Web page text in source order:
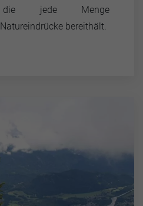
die jede Menge
bereithält.